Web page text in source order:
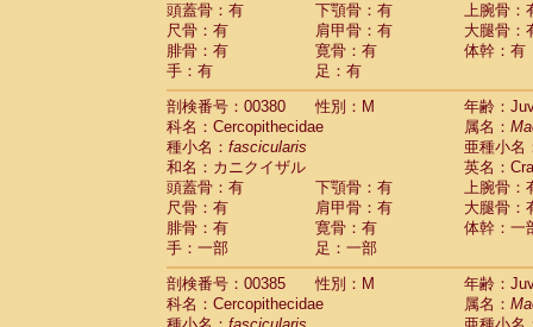
頭蓋骨：有
下顎骨：有
上腕骨：
尺骨：有
肩甲骨：有
大腿骨：
腓骨：有
寛骨：有
体幹：有
手：有
足：有
剖検番号：00380
性別：M
年齢：
科名：Cercopithecidae
属名：
種小名： fascicularis
亜種小名
和名：カニクイザル
英名：
頭蓋骨：有
下顎骨：有
上腕骨：
尺骨：有
肩甲骨：有
大腿骨：
腓骨：有
寛骨：有
体幹：一
手：一部
足：一部
剖検番号：00385
性別：M
年齢：
科名：Cercopithecidae
属名：